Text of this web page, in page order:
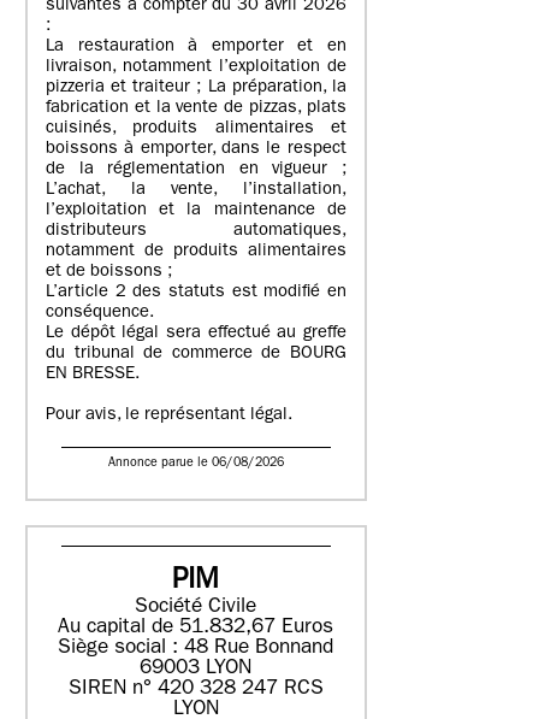
suivantes à compter du 30 avril 2026
:
La restauration à emporter et en
livraison, notamment l’exploitation de
pizzeria et traiteur ; La préparation, la
fabrication et la vente de pizzas, plats
cuisinés, produits alimentaires et
boissons à emporter, dans le respect
de la réglementation en vigueur ;
L’achat, la vente, l’installation,
l’exploitation et la maintenance de
distributeurs automatiques,
notamment de produits alimentaires
et de boissons ;
L’article 2 des statuts est modifié en
conséquence.
Le dépôt légal sera effectué au greffe
du tribunal de commerce de BOURG
EN BRESSE.
Pour avis, le représentant légal.
Annonce parue le 06/08/2026
PIM
Société Civile
Au capital de 51.832,67 Euros
Siège social : 48 Rue Bonnand
69003 LYON
SIREN n° 420 328 247 RCS
LYON